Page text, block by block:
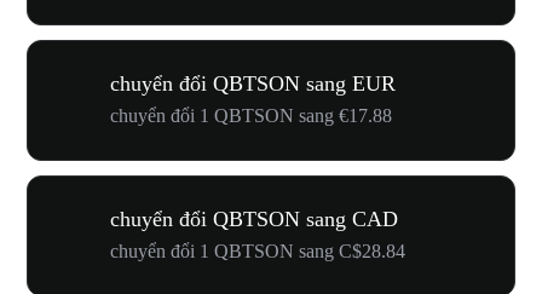
chuyển đổi QBTSON sang EUR
chuyển đổi 1 QBTSON sang €17.88
chuyển đổi QBTSON sang CAD
chuyển đổi 1 QBTSON sang C$28.84